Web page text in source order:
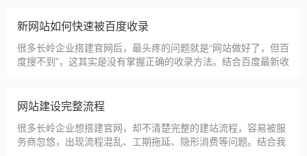
得不偿失。结合百度最新算法和本地企业的实际踩坑案例，今天
详细梳理仿站建站的核心注
新网站如何快速被百度收录
很多长岭企业搭建官网后，最头疼的问题就是“网站做好了，但百
度搜不到”，这其实是没有掌握正确的收录方法。结合百度最新收
操作。第一，完善网站基础信息，确保符合百度抓取规则。首
先，确认网站域名已
网站建设完整流程
很多长岭企业想搭建官网，却不清楚完整的建站流程，容易被服
务商忽悠，出现流程混乱、工期拖延、隐形消费等问题。结合我